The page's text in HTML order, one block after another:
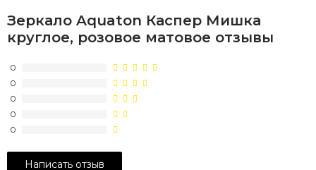
Зеркало Aquaton Каспер Мишка
круглое, розовое матовое отзывы
0
0
0
0
0